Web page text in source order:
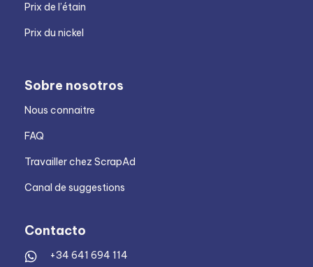
Prix de l’étain
Prix du nickel
Sobre nosotros
Nous connaitre
FAQ
Travailler chez ScrapAd
Canal de suggestions
Contacto
+34 641 694 114